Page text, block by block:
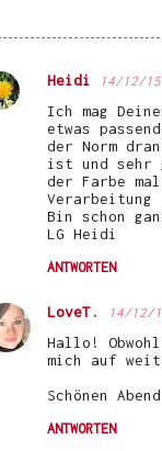
Heidi 14/12/
Ich mag
etwas
der Norm
ist und sehr
der Farbe
Bin schon
LG Heidi
ANTWORTEN
LoveT. 14/12/
Hallo!
mich auf
Schönen
ANTWORTEN